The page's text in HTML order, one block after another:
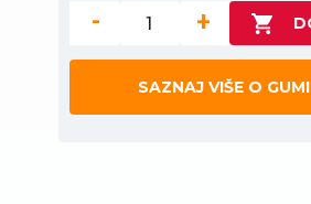
- +
SAZNAJ VIŠE O GUMI